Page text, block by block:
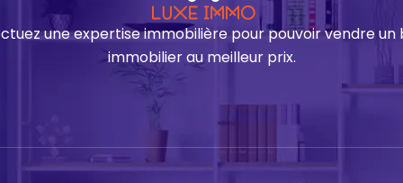
une expertise immobilière pour pouvoir vendre un
immobilier au meilleur prix.